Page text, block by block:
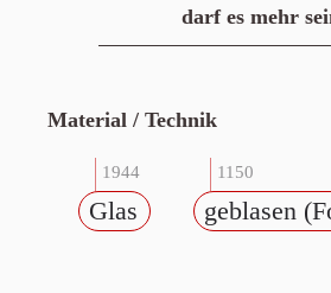
darf es mehr
Material / Technik
1944
Glas
1150
geblasen